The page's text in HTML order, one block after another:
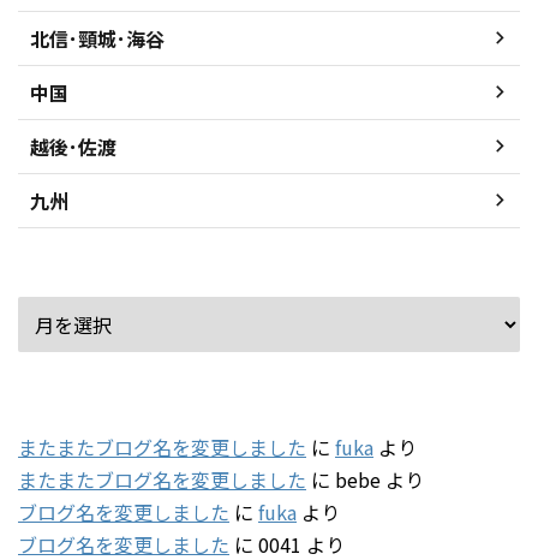
北信･頸城･海谷
中国
越後･佐渡
九州
またまたブログ名を変更しました に fuka より
またまたブログ名を変更しました に bebe より
ブログ名を変更しました に fuka より
ブログ名を変更しました に 0041 より